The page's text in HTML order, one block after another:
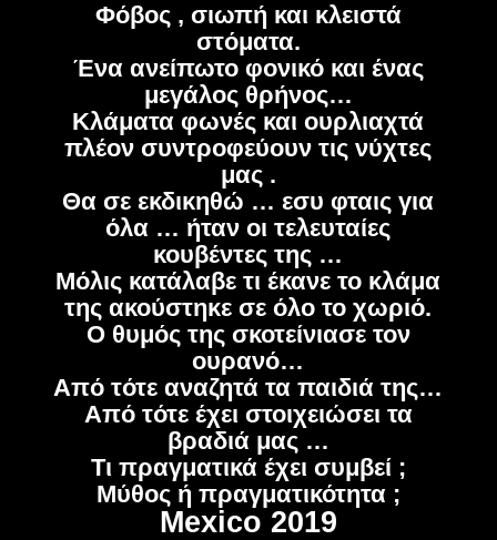
Φόβος , σιωπή και κλειστά
στόματα.
Ένα ανείπωτο φονικό και ένας
μεγάλος θρήνος…
Κλάματα φωνές και ουρλιαχτά
πλέον συντροφεύουν τις νύχτες
μας .
Θα σε εκδικηθώ … εσυ φταις για
όλα … ήταν οι τελευταίες
κουβέντες της …
Μόλις κατάλαβε τι έκανε το κλάμα
της ακούστηκε σε όλο το χωριό.
Ο θυμός της σκοτείνιασε τον
ουρανό…
Από τότε αναζητά τα παιδιά της…
Από τότε έχει στοιχειώσει τα
βραδιά μας …
Τι πραγματικά έχει συμβεί ;
Μύθος ή πραγματικότητα ;
Mexico 2019